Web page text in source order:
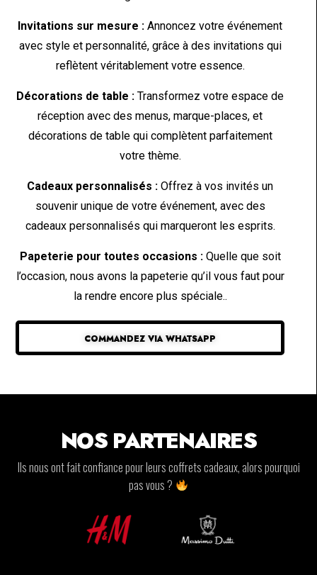
Invitations sur mesure : Annoncez votre événement
avec style et personnalité, grâce à des invitations qui
reflètent véritablement votre essence.
Décorations de table : Transformez votre espace de
réception avec des menus, marque-places, et
décorations de table qui complètent parfaitement
votre thème.
Cadeaux personnalisés : Offrez à vos invités un
souvenir unique de votre événement, avec des
cadeaux personnalisés qui marqueront les esprits.
Papeterie pour toutes occasions :Quelle que soit
l’occasion, nous avons la papeterie qu’il vous faut pour
la rendre encore plus spéciale..
COMMANDEZ VIA WHATSAPP
NOS PARTENAIRES
Ils nous ont fait confiance pour leurs coffrets cadeaux, alors pourquoi
pas vous ?